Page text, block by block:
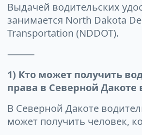
Выдачей водительских
занимается North Dakota
Transportation (NDDOT).
⸻
1) Кто может получить
права в Северной Дакоте
В Северной Дакоте
может получить человек,